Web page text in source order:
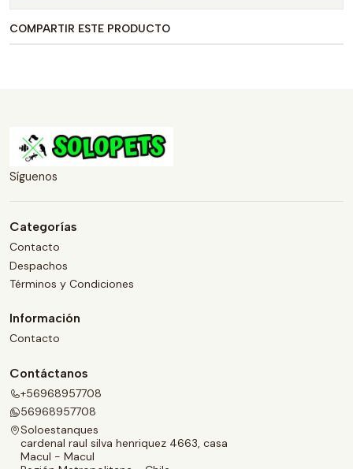
COMPARTIR ESTE PRODUCTO
Síguenos
Categorías
Contacto
Despachos
Términos y Condiciones
Información
Contacto
Contáctanos
+56968957708
56968957708
Soloestanques
cardenal raul silva henriquez 4663, casa
Macul - Macul